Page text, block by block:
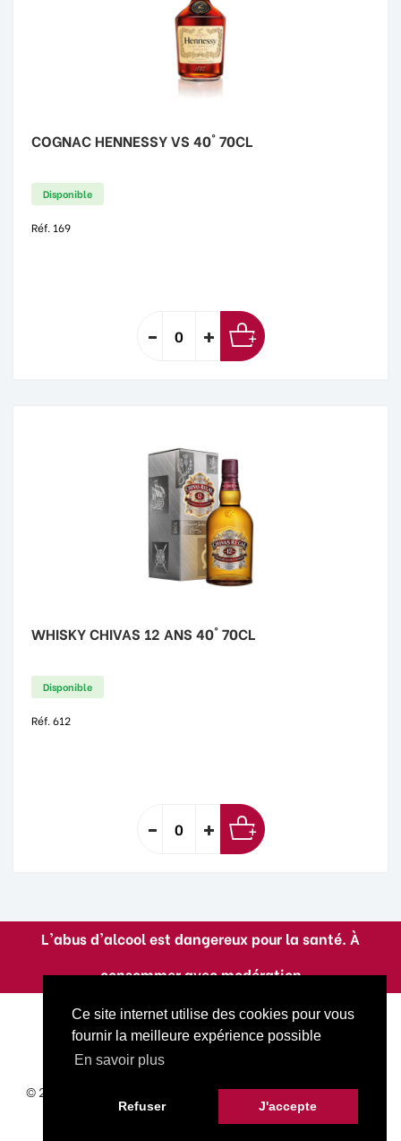
Ce site internet utilise des cookies pour vous
fournir la meilleure expérience possible
En savoir plus
Refuser J'accepte
COGNAC HENNESSY VS 40° 70CL
Disponible
Réf. 169
WHISKY CHIVAS 12 ANS 40° 70CL
Disponible
Réf. 612
L'abus d'alcool est dangereux pour la santé. À
consommer avec modération
© 2022 La Cave A Titoune. Tous droits réservés. Site réalisé